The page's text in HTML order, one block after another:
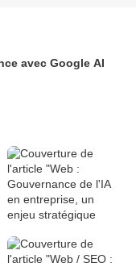
avec Google AI